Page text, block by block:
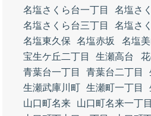
名塩さくら台一丁目
名塩さ
名塩さくら台三丁目
名塩さ
名塩東久保
名塩赤坂 名塩
宝生ケ丘二丁目
生瀬高台
青葉台一丁目
青葉台二丁目
生瀬武庫川町 生瀬町一丁目
山口町名来
山口町名来一丁目